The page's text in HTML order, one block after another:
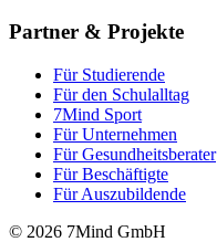
Partner & Projekte
Für Stu­die­rende
Für den Schulalltag
7Mind Sport
Für Unter­neh­men
Für Gesund­heits­be­ra­ter
Für Beschäftigte
Für Auszubildende
© 2026 7Mind GmbH